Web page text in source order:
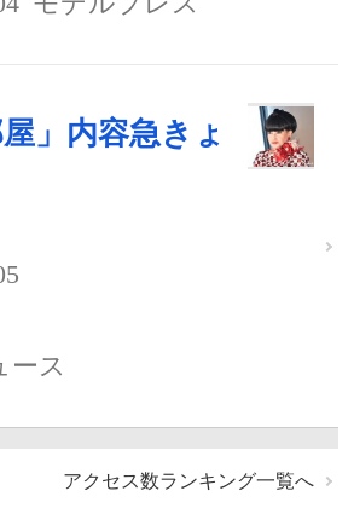
屋」内容急きょ
ース
アクセス数ランキング一覧へ